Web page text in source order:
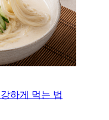
하게 먹는 법